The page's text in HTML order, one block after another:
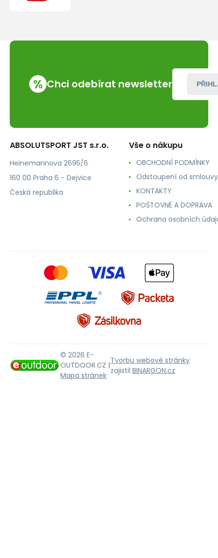
% Chci odebírat newsletter
ABSOLUTSPORT JST s.r.o.
Heinemannova 2695/6
160 00 Praha 6 - Dejvice
Česká republika
Vše o nákupu
OBCHODNÍ PODMÍNKY
Odstoupení od smlouvy
KONTAKTY
POŠTOVNÉ A DOPRAVA
Ochrana osobních
© 2026 E-
OUTDOOR.CZ |
Mapa stránek
Tvorbu webové stránky
zajistil BINARGON.cz